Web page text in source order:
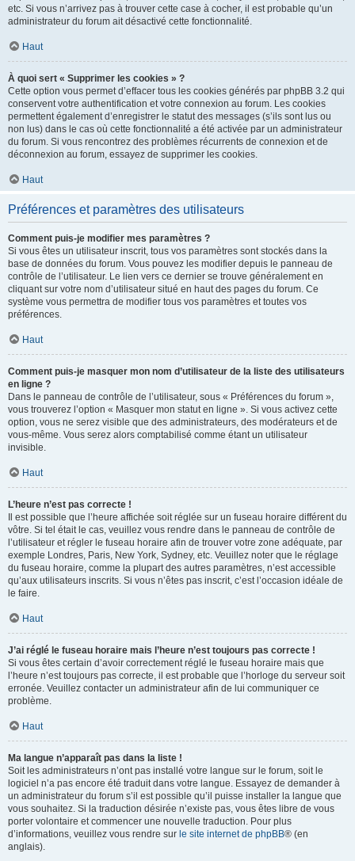
etc. Si vous n’arrivez pas à trouver cette case à cocher, il est probable qu’un
administrateur du forum ait désactivé cette fonctionnalité.
Haut
À quoi sert « Supprimer les cookies » ?
Cette option vous permet d’effacer tous les cookies générés par phpBB 3.2 qui
conservent votre authentification et votre connexion au forum. Les cookies
permettent également d’enregistrer le statut des messages (s’ils sont lus ou
non lus) dans le cas où cette fonctionnalité a été activée par un administrateur
du forum. Si vous rencontrez des problèmes récurrents de connexion et de
déconnexion au forum, essayez de supprimer les cookies.
Haut
Préférences et paramètres des utilisateurs
Comment puis-je modifier mes paramètres ?
Si vous êtes un utilisateur inscrit, tous vos paramètres sont stockés dans la
base de données du forum. Vous pouvez les modifier depuis le panneau de
contrôle de l’utilisateur. Le lien vers ce dernier se trouve généralement en
cliquant sur votre nom d’utilisateur situé en haut des pages du forum. Ce
système vous permettra de modifier tous vos paramètres et toutes vos
préférences.
Haut
Comment puis-je masquer mon nom d’utilisateur de la liste des utilisateurs
en ligne ?
Dans le panneau de contrôle de l’utilisateur, sous « Préférences du forum »,
vous trouverez l’option « Masquer mon statut en ligne ». Si vous activez cette
option, vous ne serez visible que des administrateurs, des modérateurs et de
vous-même. Vous serez alors comptabilisé comme étant un utilisateur
invisible.
Haut
L’heure n’est pas correcte !
Il est possible que l’heure affichée soit réglée sur un fuseau horaire différent du
vôtre. Si tel était le cas, veuillez vous rendre dans le panneau de contrôle de
l’utilisateur et régler le fuseau horaire afin de trouver votre zone adéquate, par
exemple Londres, Paris, New York, Sydney, etc. Veuillez noter que le réglage
du fuseau horaire, comme la plupart des autres paramètres, n’est accessible
qu’aux utilisateurs inscrits. Si vous n’êtes pas inscrit, c’est l’occasion idéale de
le faire.
Haut
J’ai réglé le fuseau horaire mais l’heure n’est toujours pas correcte !
Si vous êtes certain d’avoir correctement réglé le fuseau horaire mais que
l’heure n’est toujours pas correcte, il est probable que l’horloge du serveur soit
erronée. Veuillez contacter un administrateur afin de lui communiquer ce
problème.
Haut
Ma langue n’apparaît pas dans la liste !
Soit les administrateurs n’ont pas installé votre langue sur le forum, soit le
logiciel n’a pas encore été traduit dans votre langue. Essayez de demander à
un administrateur du forum s’il est possible qu’il puisse installer la langue que
vous souhaitez. Si la traduction désirée n’existe pas, vous êtes libre de vous
porter volontaire et commencer une nouvelle traduction. Pour plus
d’informations, veuillez vous rendre sur le site internet de phpBB® (en
anglais).